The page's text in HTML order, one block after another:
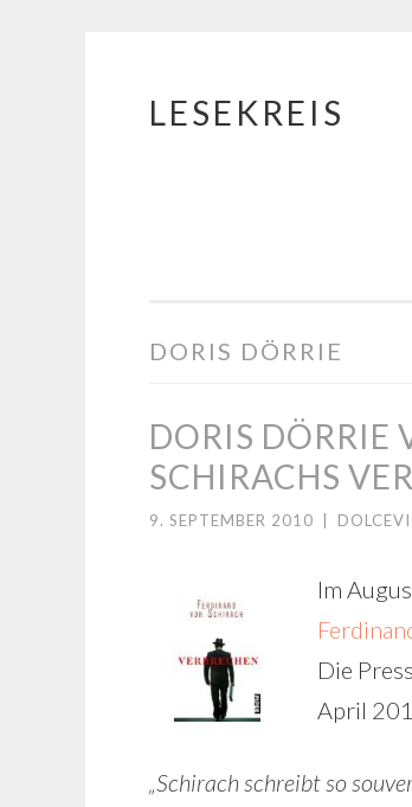
Springe
LESEKREIS
DORIS DÖRRIE
DORIS DÖRRIE
SCHIRACHS
9. SEPTEMBER 2010
Im
Die
April
„Schirach schreibt so